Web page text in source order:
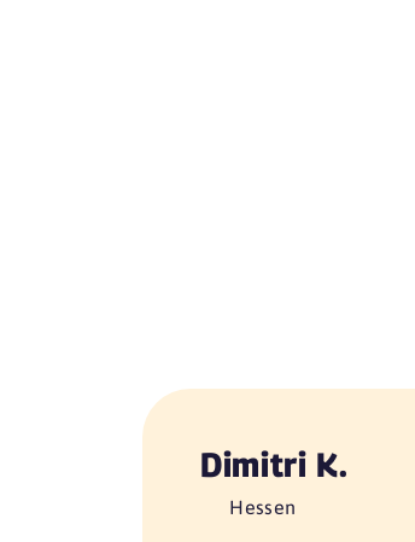
Dimitri K.
Hessen